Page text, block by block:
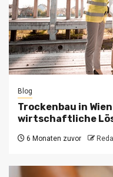
Blog
Trockenbau in
wirtschaftliche
6 Monaten zuvor